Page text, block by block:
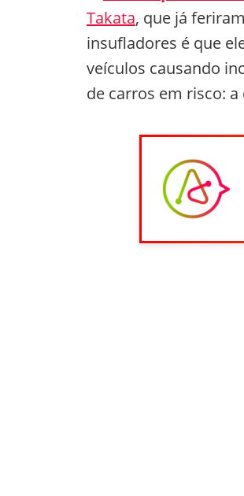
Takata, que já
insufladores é que
veículos causando
de carros em risco: